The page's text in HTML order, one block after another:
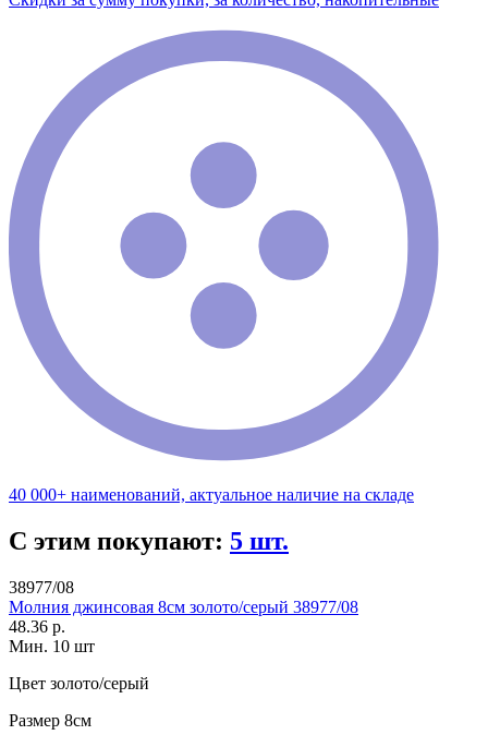
40 000+ наименований, актуальное наличие на складе
С этим покупают: 5 шт.
38977/08
Молния джинсовая 8см золото/серый 38977/08
48.36 р.
Мин. 10 шт
Цвет золото/серый
Размер 8см